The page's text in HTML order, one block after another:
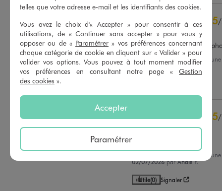
5étoiles
28
4 étoiles
3étoiles
0
2étoiles
0
1étoile 0
Trier les avis
5/
Avis vérifié et récompensé
Exactement comme sur la
Avis du 03/08/2026
, suite à
15/07/2026 par Patricia S.
5/
Avis vérifié et récompensé
, suite à
02/07/2026 parAnais F.
Utile(0) Signaler
telles que votre adresse e-mail et les identifiants des cookies.
Vous avez le choix d'« Accepter » pour consentir à ces
utilisations, de « Continuer sans accepter » pour vous y
opposer ou de « Paramétrer » vos préférences concernant
chaque catégorie de cookie en cliquant sur « Valider » pour
valider vos options. Vous pouvez à tout moment modifier
vos préférences en consultant notre page « Gestion
des cookies ».
Accepter
Paramétrer